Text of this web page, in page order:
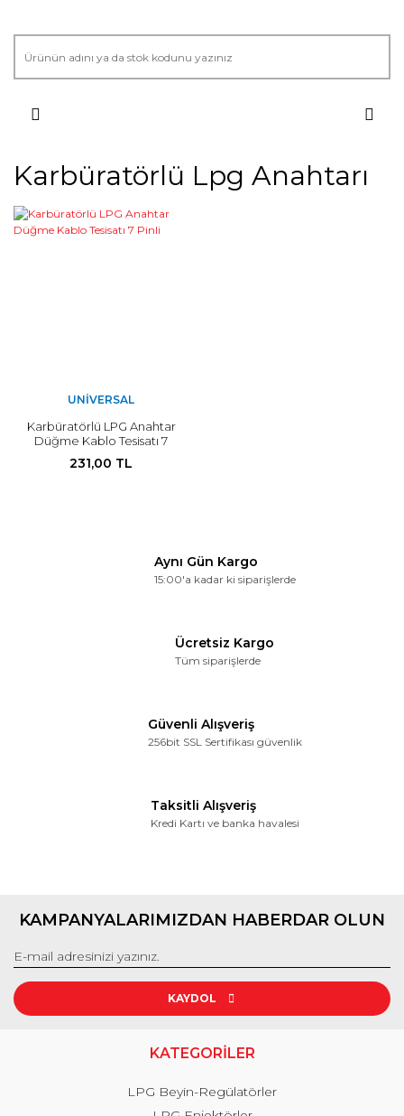
Karbüratörlü Lpg Anahtarı
UNIVERSAL
Karbüratörlü LPG Anahtar
Düğme Kablo Tesisatı 7
231,00 TL
Aynı Gün Kargo
15:00'a kadar ki siparişlerde
Ücretsiz Kargo
Tüm siparişlerde
Güvenli Alışveriş
256bit SSL Sertifikası güvenlik
Taksitli Alışveriş
Kredi Kartı ve banka havalesi
KAMPANYALARIMIZDAN HABERDAR OLUN
KAYDOL
KATEGORİLER
LPG Beyin-Regülatörler